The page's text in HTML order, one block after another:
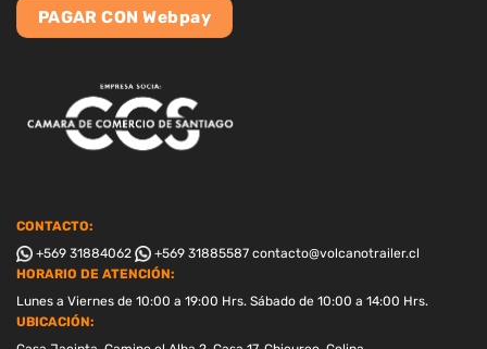
PAGAR CON Webpay
CONTACTO:
+569 31884062
+569 31885587 contacto@volcanotrailer.cl
HORARIO DE ATENCIÓN:
Lunes a Viernes de 10:00 a 19:00 Hrs. Sábado de 10:00 a 14:00 Hrs.
UBICACIÓN: